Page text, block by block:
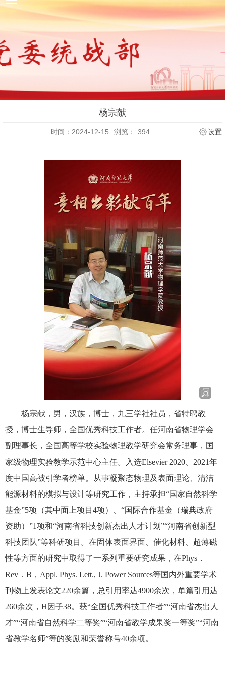
杨宗献
时间：2024-12-15 浏览： 394 设置
杨宗献，男，汉族，博士，九三学社社员，省特聘教
授，博士生导师，全国优秀科技工作者。任河南省物理学会
副理事长，全国高等学校实验物理教学研究会常务理事，国
家级物理实验教学示范中心主任。入选Elsevier 2020 2021年
度中国高被引学者榜单。从事凝聚态物理及表面理论、清洁
能源材料的模拟与设计等研究工作，主持承担“国家自然科学
基金”5项（其中面上项目 4项）、“国际合作基金（瑞典政府
资助）”1项和“河南省科技创新杰出人才计划”“河南省创新型
科技团队”等科研项目。在固体表面界面、催化材料、超薄磁
性等方面的研究中取得了一系列重要研究成果，在Phys ．
Rev ． B ， Appl. Phys. Lett., J. Power Sources等国内外重要学术
刊物上发表论文220余篇，总引用率达4900余次，单篇引用达
260余次， H因子38。获“全国优秀科技工作者”“河南省杰出人
才”“河南省自然科学二等奖”“河南省教学成果奖一等奖”“河南
省教学名师”等的奖励和荣誉称号40余项。